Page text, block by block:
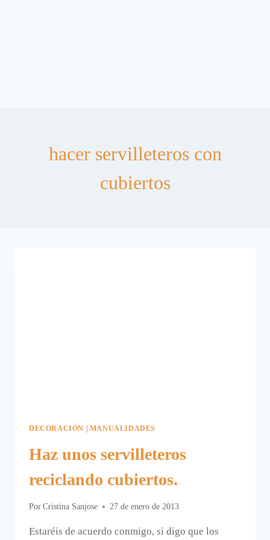
hacer servilleteros con
cubiertos
DECORACIÓN | MANUALIDADES
Haz unos servilleteros
reciclando cubiertos.
Por Cristina Sanjose 27 de enero de 2013
Estaréis de acuerdo conmigo, si digo que los